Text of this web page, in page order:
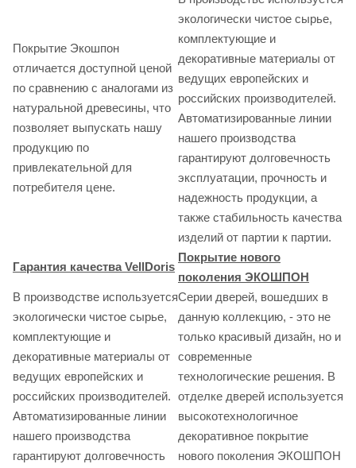
Покрытие Экошпон
отличается доступной ценой
по сравнению с аналогами из
натуральной древесины, что
позволяет выпускать нашу
продукцию по
привлекательной для
потребителя цене.
экологически чистое сырье,
комплектующие и
декоративные материалы от
ведущих европейских и
российских производителей.
Автоматизированные линии
нашего производства
гарантируют долговечность
эксплуатации, прочность и
надежность продукции, а
также стабильность качества
изделий от партии к партии.
Гарантия качества VellDoris
Покрытие нового
поколения ЭКОШПОН
В производстве используется
экологически чистое сырье,
комплектующие и
декоративные материалы от
ведущих европейских и
российских производителей.
Автоматизированные линии
нашего производства
гарантируют долговечность
Серии дверей, вошедших в
данную коллекцию, - это не
только красивый дизайн, но и
современные
технологические решения. В
отделке дверей используется
высокотехнологичное
декоративное покрытие
нового поколения ЭКОШПОН